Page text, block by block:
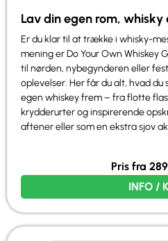
Lav din egen rom,
Er du klar til at trække i whisky-
mening er Do Your Own Whiskey
til nørden, nybegynderen eller
oplevelser. Her får du alt, hvad
egen whiskey frem – fra flotte
krydderurter og inspirerende
aftener eller som en ekstra sjov
Pris fra
INFO /